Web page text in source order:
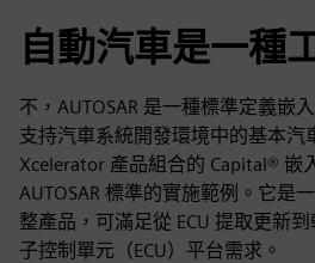
自動汽車是一種
不，AUTOSAR 是一種標準定義嵌
支持汽車系統開發環境中的基本汽
Xcelerator 產品組合的 Capital® 嵌
AUTOSAR 標準的實施範例。它是
整產品，可滿足從 ECU 提取更新
子控制單元（ECU）平台需求。